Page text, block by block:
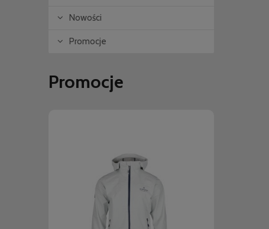
Nowości
Promocje
Promocje